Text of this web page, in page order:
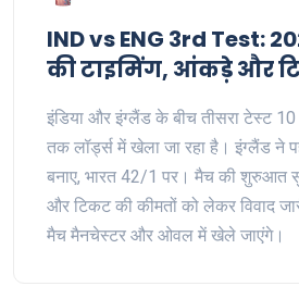
IND vs ENG 3rd Test:
की टाइमिंग, आंकड़े और
इंडिया और इंग्लैंड के बीच तीसरा टेस्ट
तक लॉर्ड्स में खेला जा रहा है। इंग्लैंड ने
बनाए, भारत 42/1 पर। मैच की शुरुआत
और टिकट की कीमतों को लेकर विवाद
मैच मैनचेस्टर और ओवल में खेले जाएंगे।